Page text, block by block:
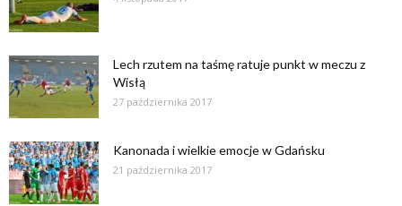
Lech rzutem na taśmę ratuje punkt w meczu z
Wisłą
27 października 2017
Kanonada i wielkie emocje w Gdańsku
21 października 2017